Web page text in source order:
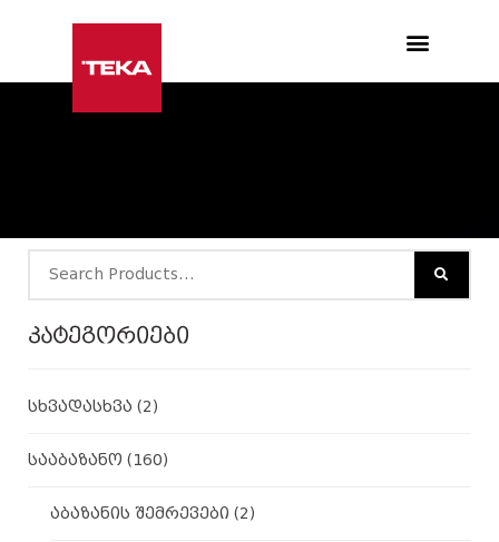
კატეგორიები
სხვადასხვა (2)
სააბაზანო (160)
აბაზანის შემრევები (2)